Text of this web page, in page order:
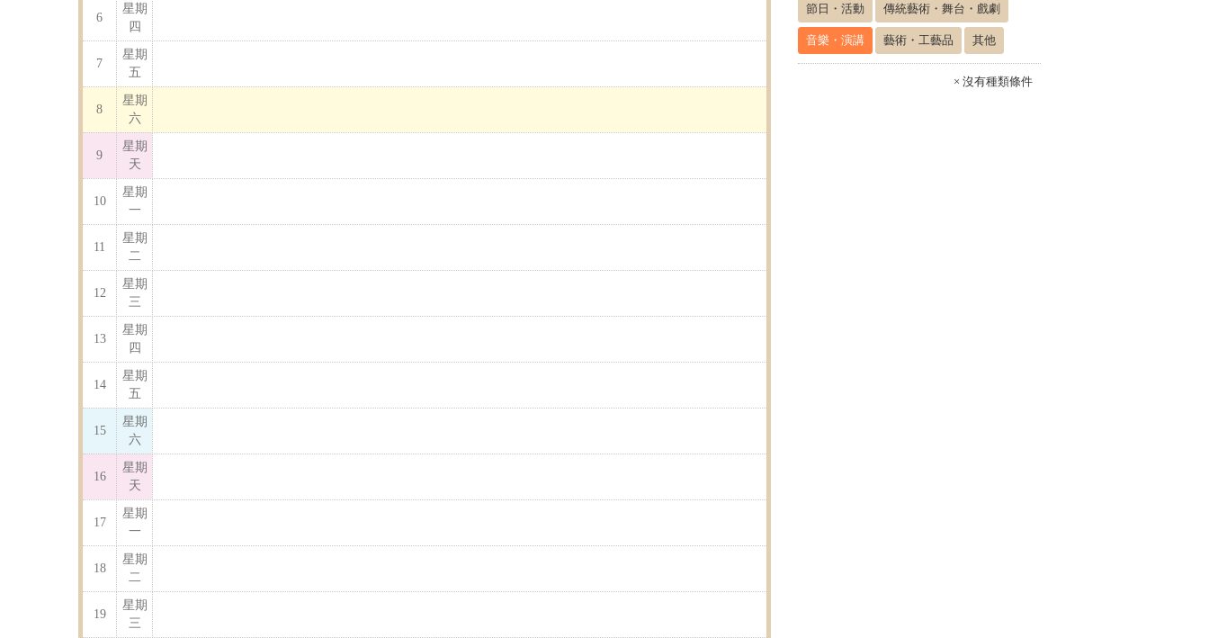
6
星期
四
7
星期
五
8
星期
六
9
星期
天
10
星期
一
11
星期
二
12
星期
三
13
星期
四
14
星期
五
15
星期
六
16
星期
天
17
星期
一
18
星期
二
19
星期
三
節日・活動 傳統藝術・舞台・戲劇
音樂・演講 藝術・工藝品 其他
× 沒有種類條件